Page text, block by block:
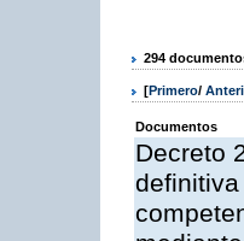
294
[Primero/
Documentos
Decreto